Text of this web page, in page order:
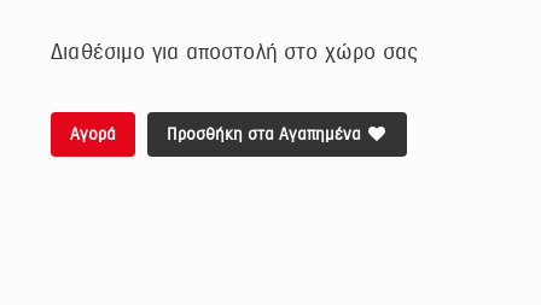
Διαθέσιμο για αποστολή στο χώρο σας
Αγορά Προσθήκη στα Αγαπημένα